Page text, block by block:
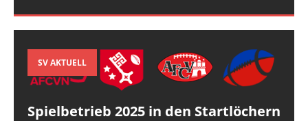
SV AKTUELL
Spielbetrieb 2025 in den Startlöchern